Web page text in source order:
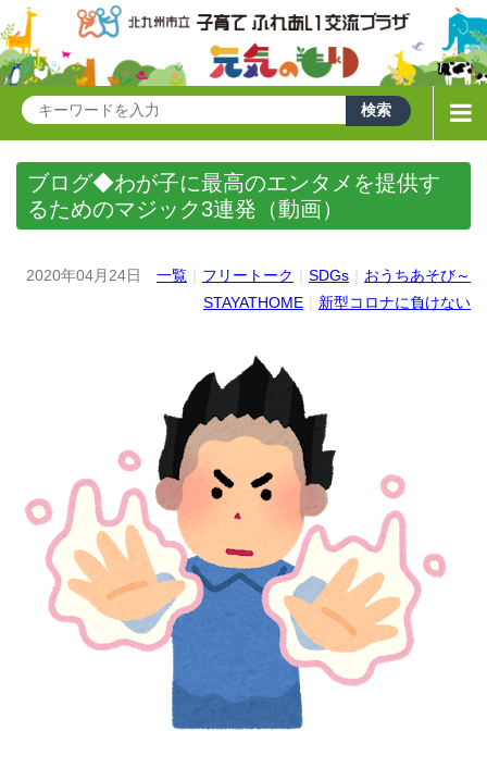
ブログ◆わが子に最高のエンタメを提供す
るためのマジック3連発（動画）
2020年04月24日 一覧 フリートーク SDGs
おうちあそび～
STAYATHOME
新型コロナに負けない